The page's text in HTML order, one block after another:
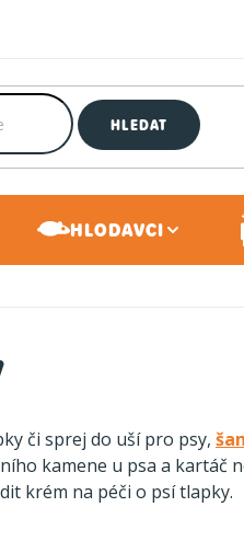
HLEDAT
HLODAVCI
či sprej do uší pro psy,
kamene u psa a kartáč
krém na péči o psí tlapky.